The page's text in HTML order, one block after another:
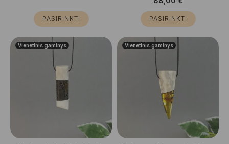
PASIRINKTI PASIRINKTI
Vienetinis gaminys Vienetinis gaminys